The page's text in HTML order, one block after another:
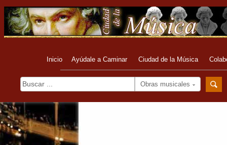
Inicio Ayúdale a Caminar Ciudad de la Música
Obras musicales